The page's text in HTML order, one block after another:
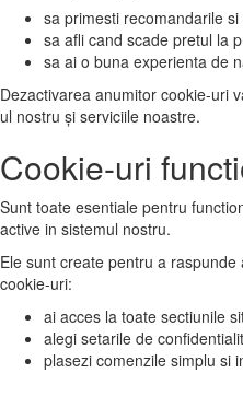
sa primesti recomandarile
sa afli cand scade pretul la
sa ai o buna experienta de
Dezactivarea anumitor cookie-uri
ul nostru și serviciile noastre.
Cookie-uri
Sunt toate esentiale pentru
active in sistemul nostru.
Ele sunt create pentru a
cookie-uri:
ai acces la toate sectiunile
alegi setarile de
plasezi comenzile simplu si